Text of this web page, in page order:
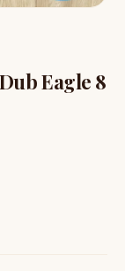
Eagle 8